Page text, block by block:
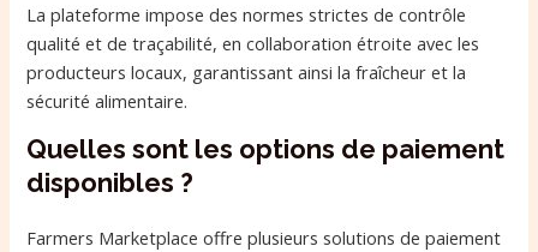
La plateforme impose des normes strictes de contrôle
qualité et de traçabilité, en collaboration étroite avec les
producteurs locaux, garantissant ainsi la fraîcheur et la
sécurité alimentaire.
Quelles sont les options de paiement
disponibles ?
Farmers Marketplace offre plusieurs solutions de paiement